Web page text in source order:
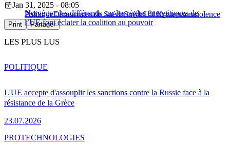
Norvège : les différends sur les règles énergétiques de
l’UE font éclater la coalition au pouvoir
Jan 31, 2025 - 08:05
PolitiqueDémocrates de SuèdeSuèdeUlf Kristerssonviolence
Print Partager
LES PLUS LUS
L'UE accepte d'assouplir les sanctions contre la Russie face à la
résistance de la Grèce
23.07.2026
POLITIQUE
PROTECHNOLOGIES